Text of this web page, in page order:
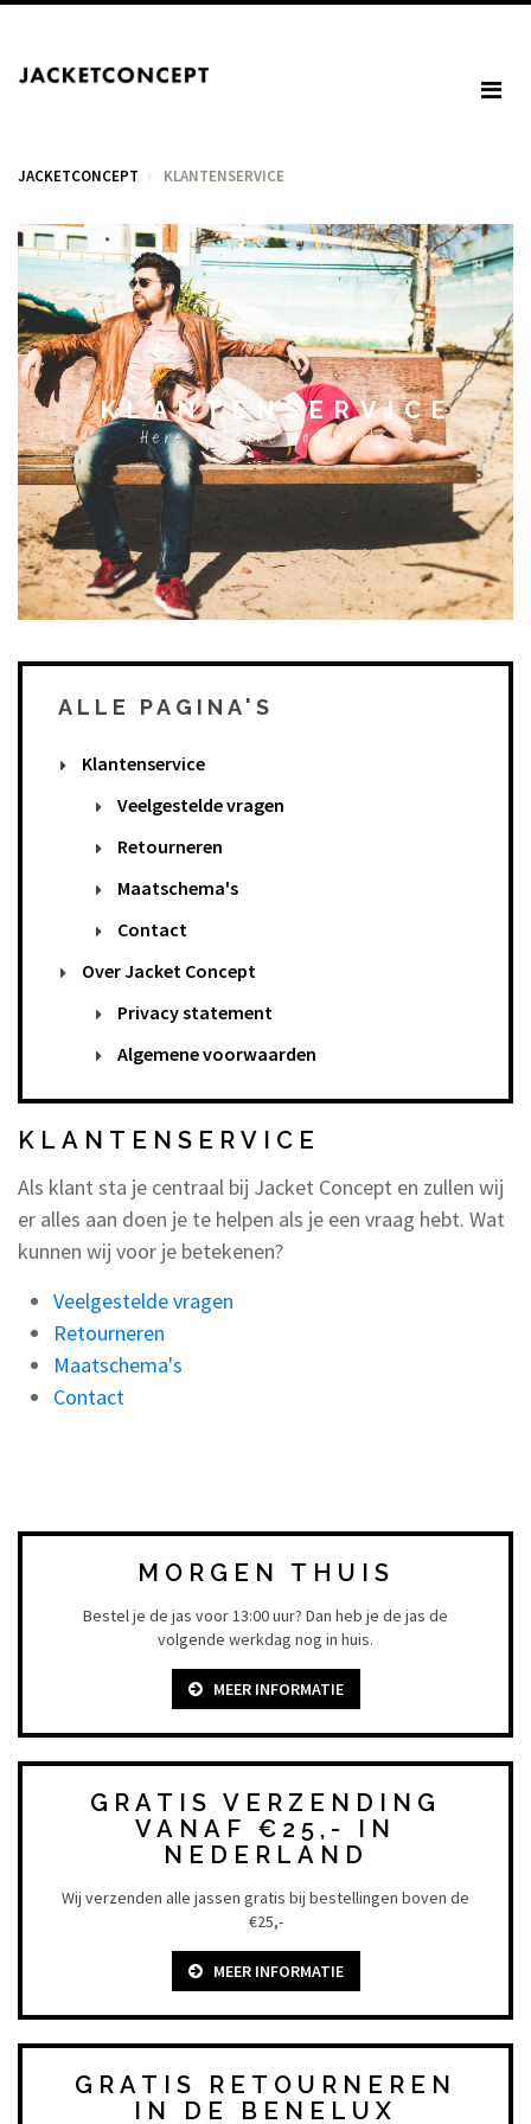
JACKETCONCEPT KLANTENSERVICE
WINKELWAGEN
U heeft geen items in het winkelmandje.
BTW: € 0,00
Totaal: € 0,00
KLANTENSERVICE
Here to make you smile
ALLE PAGINA'S
Klantenservice
Veelgestelde vragen
Retourneren
Maatschema's
Contact
Over Jacket Concept
Privacy statement
Algemene voorwaarden
KLANTENSERVICE
Als klant sta je centraal bij Jacket Concept en zullen wij
er alles aan doen je te helpen als je een vraag hebt. Wat
kunnen wij voor je betekenen?
Veelgestelde vragen
Retourneren
Maatschema's
Contact
MORGEN THUIS
Bestel je de jas voor 13:00 uur? Dan heb je de jas de
volgende werkdag nog in huis.
MEER INFORMATIE
GRATIS VERZENDING
VANAF €25,- IN
NEDERLAND
Wij verzenden alle jassen gratis bij bestellingen boven de
€25,-
MEER INFORMATIE
GRATIS RETOURNEREN
IN DE BENELUX